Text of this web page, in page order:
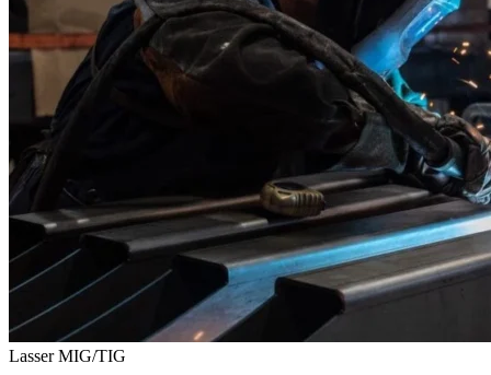
Lasser MIG/TIG